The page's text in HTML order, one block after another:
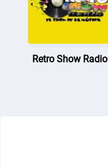
Retro Show Radio